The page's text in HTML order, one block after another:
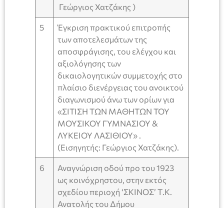
Γεώργιος Χατζάκης )
5
Έγκριση πρακτικού επιτροπής
των αποτελεσμάτων της
αποσφράγισης, του ελέγχου και
αξιολόγησης των
δικαιολογητικών συμμετοχής στο
πλαίσιο διενέργειας του ανοικτού
διαγωνισμού άνω των ορίων για
«ΣΙΤΙΣΗ ΤΩΝ ΜΑΘΗΤΩΝ ΤΟΥ
ΜΟΥΣΙΚΟΥ ΓΥΜΝΑΣΙΟΥ &
ΛΥΚΕΙΟΥ ΛΑΣΙΘΙΟΥ» .
(Εισηγητής: Γεώργιος Χατζάκης).
6
Αναγνώριση οδού προ του 1923
ως κοινόχρηστου, στην εκτός
σχεδίου περιοχή ‘ΣΚΙΝΟΣ’ Τ.Κ.
Ανατολής του Δήμου